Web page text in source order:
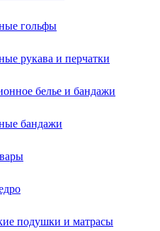
гольфы
рукава и перчатки
белье и бандажи
бандажи
подушки и матрасы